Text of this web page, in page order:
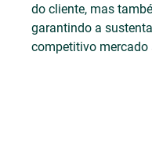
do cliente, mas
garantindo a
competitivo mercado